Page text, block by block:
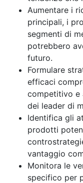
Aumentare i
principali, i
segmenti di
potrebbero
futuro.
Formulare
efficaci
competitivo e
dei leader di
Identifica gli
prodotti
vantaggio
Monitora le
specifico per